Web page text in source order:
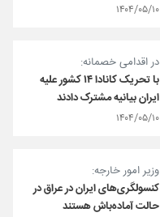
۱۴۰۴/۰۵/۱۰
در اقدامی خصمانه:
با تحریک کانادا ۱۴ کشور علیه
ایران بیانیه مشترک دادند
۱۴۰۴/۰۵/۱۰
وزیر امور خارجه:
کنسولگری‌های ایران در عراق در
حالت آماده‌باش هستند